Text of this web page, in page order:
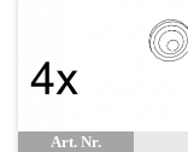
Art. Nr.